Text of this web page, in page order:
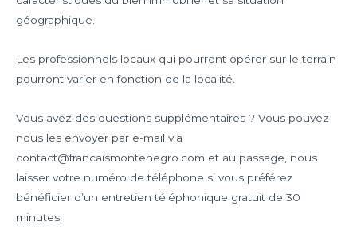
géographique.
Les professionnels locaux qui pourront opérer sur le terrain
pourront varier en fonction de la localité.
Vous avez des questions supplémentaires ? Vous pouvez
nous les envoyer par e-mail via
contact@francaismontenegro.com et au passage, nous
laisser votre numéro de téléphone si vous préférez
bénéficier d’un entretien téléphonique gratuit de 30
minutes.